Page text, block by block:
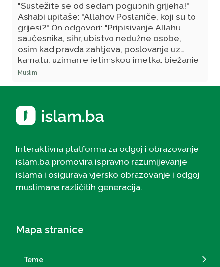
"Sustežite se od sedam pogubnih grijeha!"
Ashabi upitaše: "Allahov Poslaniče, koji su to
grijesi?" On odgovori: "Pripisivanje Allahu
saučesnika, sihr, ubistvo nedužne osobe,
osim kad pravda zahtjeva, poslovanje uz
kamatu, uzimanje jetimskog imetka, bježanje
s bojnog polja i potvora čestitih nevinih
Muslim
Interaktivna platforma za odgoj i obrazovanje
islam.ba promovira ispravno razumijevanje
islama i osigurava vjersko obrazovanje i odgoj
muslimana različitih generacija.
Mapa stranice
Teme